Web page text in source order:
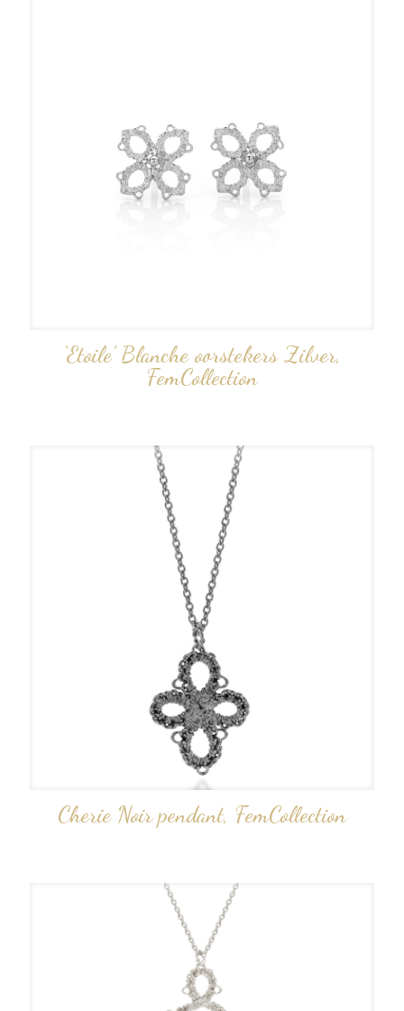
‘Etoile’ Blanche oorstekers Zilver,
FemCollection
Cherie Noir pendant, FemCollection